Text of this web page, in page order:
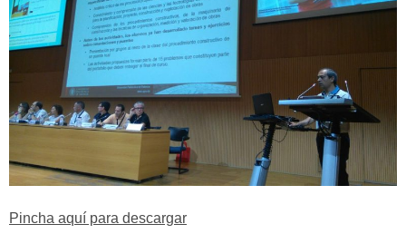
Pincha aquí para descargar